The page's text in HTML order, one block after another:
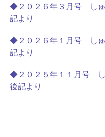
◆２０２６年３月号 し
記より
◆２０２６年１月号 し
記より
◆２０２５年１１月号
後記より